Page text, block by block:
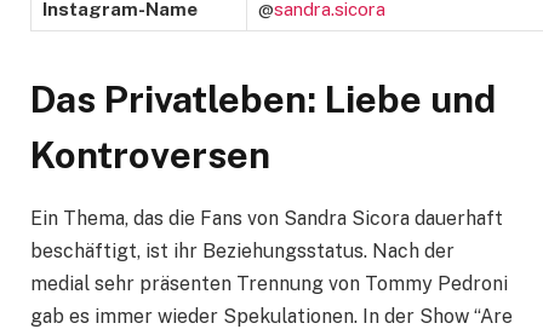
Instagram-Name @sandra.sicora
Das Privatleben: Liebe und
Kontroversen
Ein Thema, das die Fans von Sandra Sicora dauerhaft
beschäftigt, ist ihr Beziehungsstatus. Nach der
medial sehr präsenten Trennung von Tommy Pedroni
gab es immer wieder Spekulationen. In der Show “Are